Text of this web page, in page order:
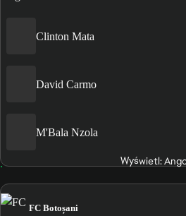
Clinton Mata
David Carmo
M'Bala Nzola
Wyświetl:
FC Botoșani